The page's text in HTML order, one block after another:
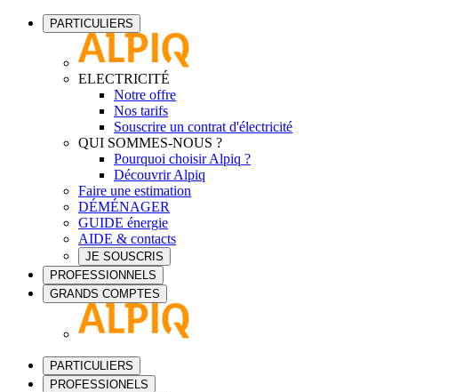
PARTICULIERS
ELECTRICITÉ
Notre offre
Nos tarifs
Souscrire un contrat d'électricité
QUI SOMMES-NOUS ?
Pourquoi choisir Alpiq ?
Découvrir Alpiq
Faire une estimation
DÉMÉNAGER
GUIDE énergie
AIDE & contacts
JE SOUSCRIS
PROFESSIONNELS
GRANDS COMPTES
PARTICULIERS
PROFESSIONELS